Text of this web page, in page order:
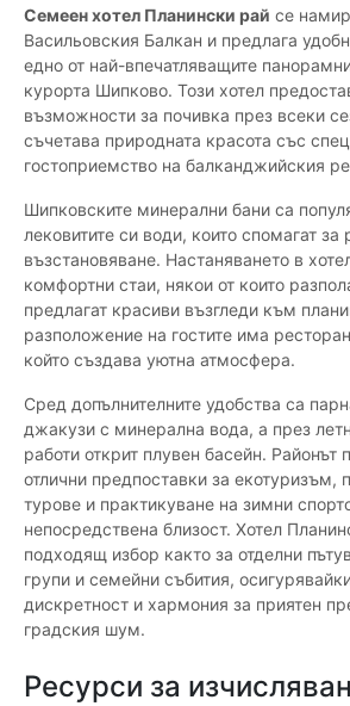
Семеен хотел Планински рай се
Васильовския Балкан и предлага
едно от най-впечатляващите
курорта Шипково. Този хотел
възможности за почивка през всеки
съчетава природната красота със
гостоприемство на балканджийския
Шипковските минерални бани са
лековитите си води, които спомагат за
възстановяване. Настаняването в
комфортни стаи, някои от които
предлагат красиви възгледи към
разположение на гостите има
който създава уютна атмосфера.
Сред допълнителните удобства са
джакузи с минерална вода, а през
работи открит плувен басейн. Районът
отлични предпоставки за екотуризъм,
турове и практикуване на зимни
непосредствена близост. Хотел
подходящ избор както за отделни
групи и семейни събития,
дискретност и хармония за приятен
градския шум.
Ресурси за